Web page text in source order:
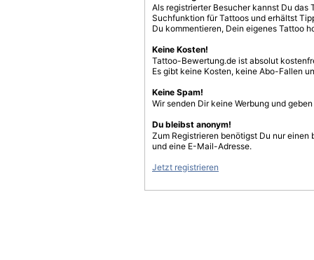
Als registrierter Besucher kannst Du
Suchfunktion für Tattoos und erhältst
Du kommentieren, Dein eigenes Tattoo
Keine Kosten!
Tattoo-Bewertung.de ist absolut
Es gibt keine Kosten, keine Abo-Fallen
Keine Spam!
Wir senden Dir keine Werbung und
Du bleibst anonym!
Zum Registrieren benötigst Du nur einen
und eine E-Mail-Adresse.
Jetzt registrieren